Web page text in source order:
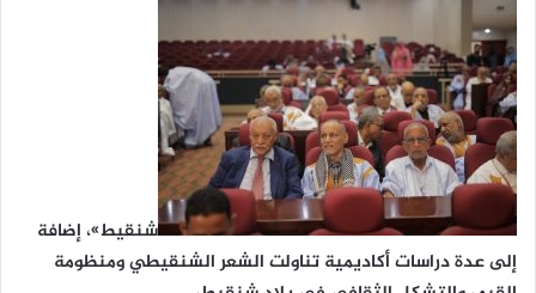
شنقيط»، إضافة
إلى عدة دراسات أكاديمية تناولت الشعر الشنقيطي ومنظومة